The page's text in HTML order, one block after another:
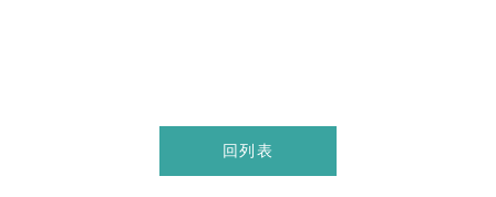
回列表